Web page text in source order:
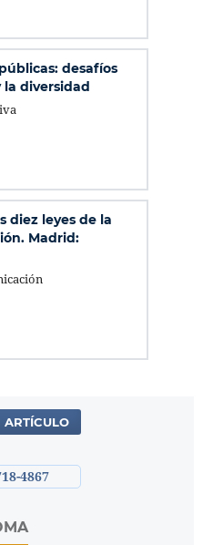
desafíos
la diversidad
diez leyes de la
Madrid:
ARTÍCULO
4867